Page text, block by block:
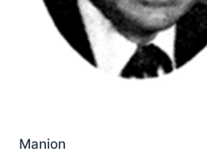
Manion